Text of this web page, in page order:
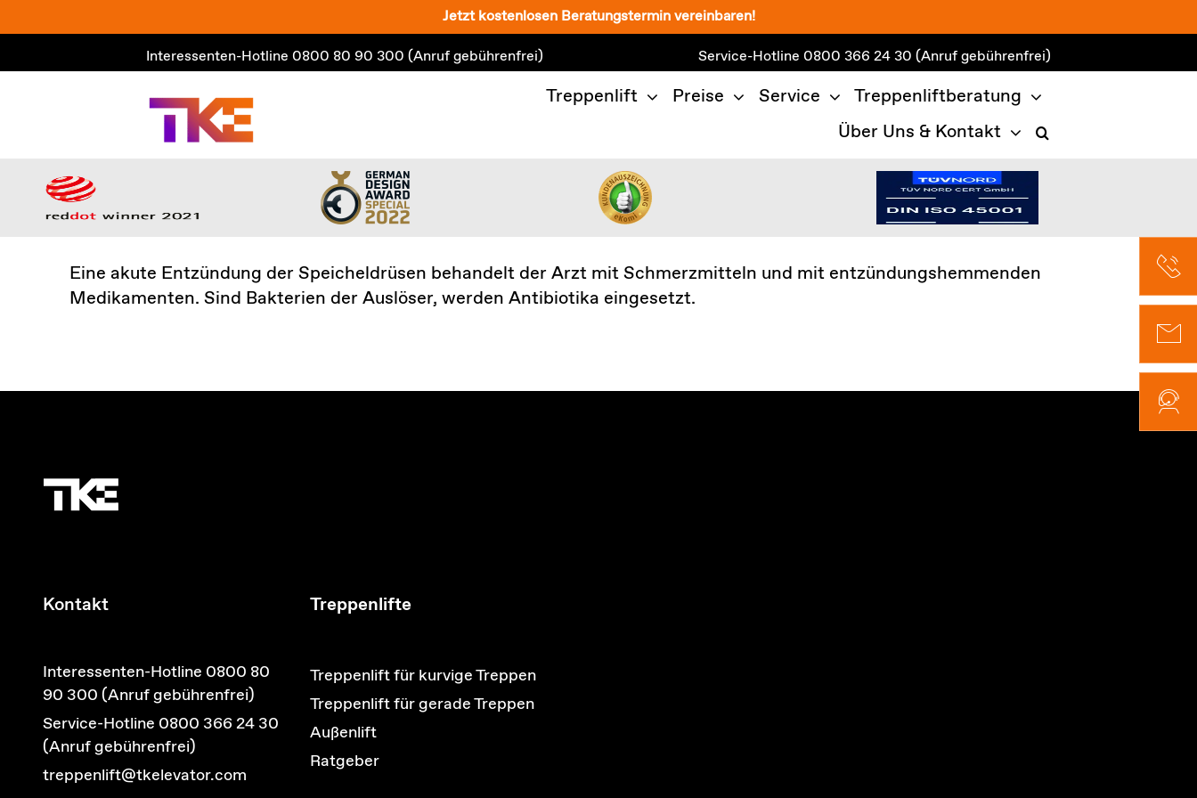
Inhalt
Jetzt kostenlosen Beratungstermin vereinbaren!
Interessenten-Hotline 0800 80 90 300 (Anruf gebührenfrei) Service-Hotline0800 366 24 30 (Anruf gebührenfrei)
Treppenlift Preise Service
Treppenliftberatung
Über Uns & Kontakt
Eine akute Entzündung der Speicheldrüsen behandelt der Arzt mit Schmerzmitteln und mit entzündungshemmenden
Medikamenten. Sind Bakterien der Auslöser, werden Antibiotika eingesetzt.
Kontakt
Interessenten-Hotline 0800 80
90 300 (Anruf gebührenfrei)
Service-Hotline 0800 366 24 30
(Anruf gebührenfrei)
treppenlift@tkelevator.com
Treppenlifte
Treppenlift für kurvige Treppen
Treppenlift für gerade Treppen
Außenlift
Ratgeber